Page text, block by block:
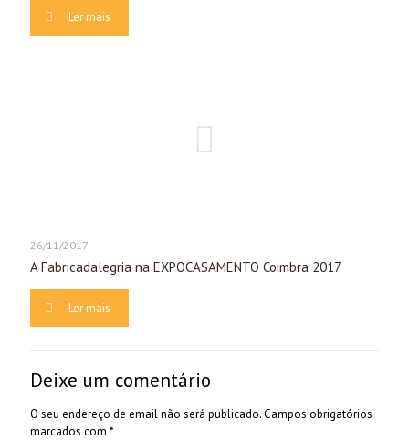
Ler mais
26/11/2017
A Fabricadalegria na EXPOCASAMENTO Coimbra 2017
Ler mais
Deixe um comentário
O seu endereço de email não será publicado.Campos obrigatórios
marcados com *